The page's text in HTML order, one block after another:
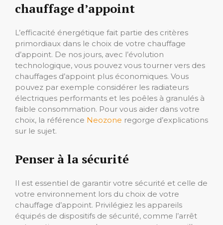
chauffage d’appoint
L’efficacité énergétique fait partie des critères
primordiaux dans le choix de votre chauffage
d’appoint. De nos jours, avec l’évolution
technologique, vous pouvez vous tourner vers des
chauffages d’appoint plus économiques. Vous
pouvez par exemple considérer les radiateurs
électriques performants et les poêles à granulés à
faible consommation. Pour vous aider dans votre
choix, la référence Neozone regorge d’explications
sur le sujet.
Penser à la sécurité
Il est essentiel de garantir votre sécurité et celle de
votre environnement lors du choix de votre
chauffage d’appoint. Privilégiez les appareils
équipés de dispositifs de sécurité, comme l’arrêt